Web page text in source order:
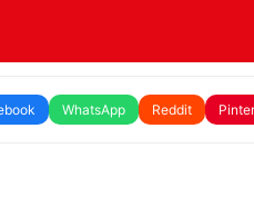
WhatsApp Reddit